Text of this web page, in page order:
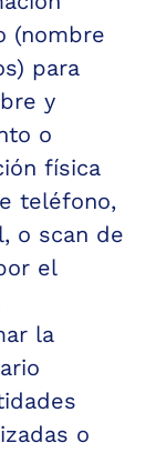
(nombre
para
y
o
física
teléfono,
o scan de
el
la
o